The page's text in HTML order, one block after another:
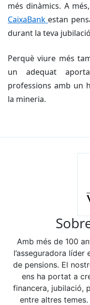
més dinàmics. A
CaixaBank estan
durant la teva
Perquè viure més
un adequat
professions amb un
la mineria.
Amb més de 100
l’asseguradora líder
de pensions. El
ens ha portat a
financera, jubilació,
entre altres